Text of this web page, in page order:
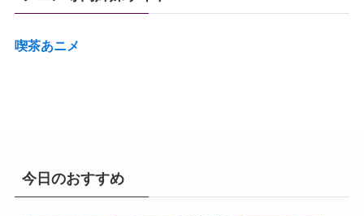
喫茶あニメ
今日のおすすめ